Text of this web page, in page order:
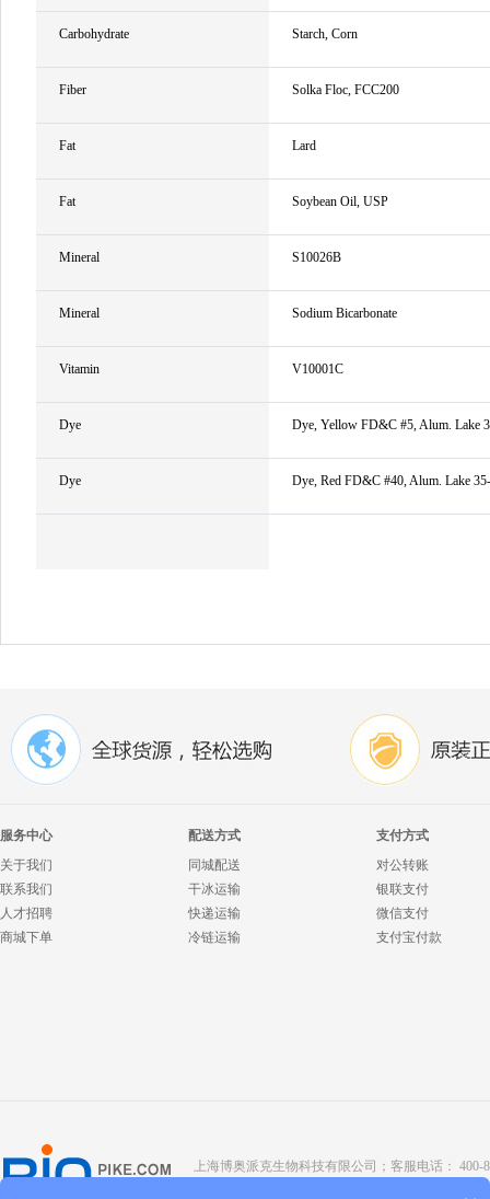
Carbohydrate Starch, Corn
Fiber Solka Floc, FCC200
Fat Lard
Fat Soybean Oil, USP
Mineral S10026B
Mineral Sodium Bicarbonate
Vitamin V10001C
Dye Dye, Yellow FD&C #5, Alum. Lake
Dye Dye, Red FD&C #40, Alum. Lake
服务中心
关于我们
联系我们
人才招聘
商城下单
配送方式
同城配送
干冰运输
快递运输
冷链运输
支付方式
对公转账
银联支付
微信支付
支付宝付款
上海博奥派克生物科技有限公司；客服电话： 400-
京ICP备